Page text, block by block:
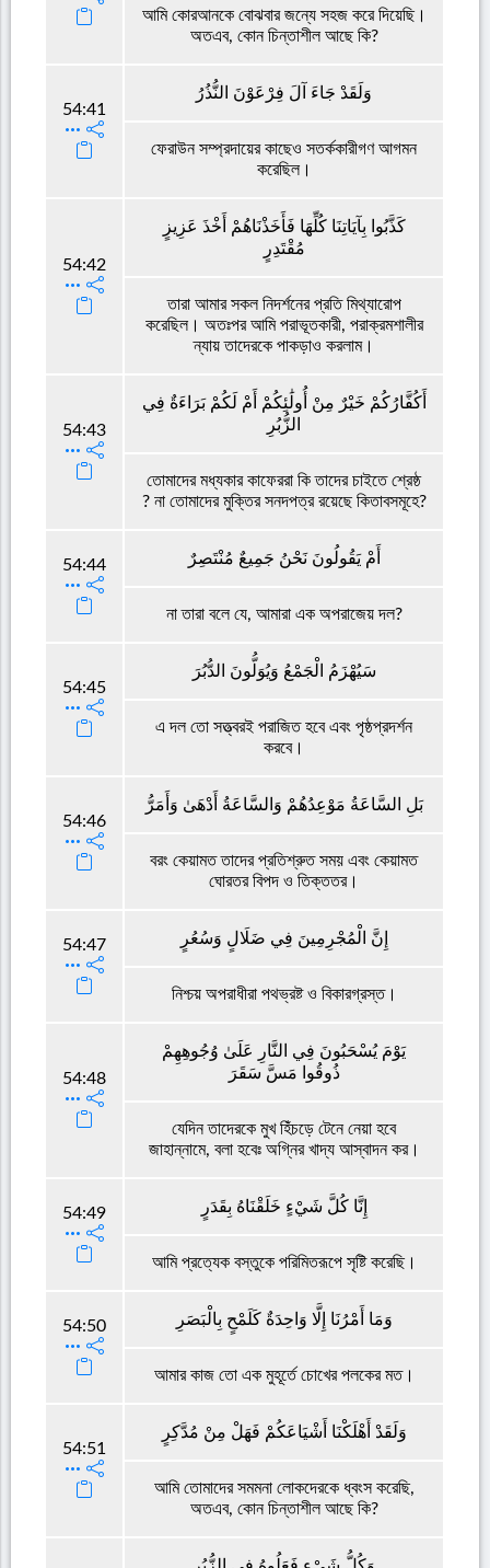
আমি কোরআনকে বোঝবার জন্যে সহজ করে দিয়েছি।
অতএব, কোন চিন্তাশীল আছে কি?
54:41
وَلَقَدْ جَاءَ آلَ فِرْعَوْنَ النُّذُرُ
ফেরাউন সম্প্রদায়ের কাছেও সতর্ককারীগণ আগমন
করেছিল।
54:42
كَذَّبُوا بِآيَاتِنَا كُلِّهَا فَأَخَذْنَاهُمْ أَخْذَ عَزِيزٍ
مُقْتَدِرٍ
তারা আমার সকল নিদর্শনের প্রতি মিথ্যারোপ
করেছিল। অতঃপর আমি পরাভূতকারী, পরাক্রমশালীর
ন্যায় তাদেরকে পাকড়াও করলাম।
54:43
أَكُفَّارُكُمْ خَيْرٌ مِنْ أُولَٰئِكُمْ أَمْ لَكُمْ بَرَاءَةٌ فِي
الزُّبُرِ
তোমাদের মধ্যকার কাফেররা কি তাদের চাইতে শ্রেষ্ঠ
? না তোমাদের মুক্তির সনদপত্র রয়েছে কিতাবসমূহে?
54:44 أَمْ يَقُولُونَ نَحْنُ جَمِيعٌ مُنْتَصِرٌ
না তারা বলে যে, আমারা এক অপরাজেয় দল?
54:45
سَيُهْزَمُ الْجَمْعُ وَيُوَلُّونَ الدُّبُرَ
এ দল তো সত্ত্বরই পরাজিত হবে এবং পৃষ্ঠপ্রদর্শন
করবে।
54:46
بَلِ السَّاعَةُ مَوْعِدُهُمْ وَالسَّاعَةُ أَدْهَىٰ وَأَمَرُّ
বরং কেয়ামত তাদের প্রতিশ্রুত সময় এবং কেয়ামত
ঘোরতর বিপদ ও তিক্ততর।
54:47 إِنَّ الْمُجْرِمِينَ فِي ضَلَالٍ وَسُعُرٍ
নিশ্চয় অপরাধীরা পথভ্রষ্ট ও বিকারগ্রস্ত।
54:48
يَوْمَ يُسْحَبُونَ فِي النَّارِ عَلَىٰ وُجُوهِهِمْ
ذُوقُوا مَسَّ سَقَرَ
যেদিন তাদেরকে মুখ হিঁচড়ে টেনে নেয়া হবে
জাহান্নামে, বলা হবেঃ অগ্নির খাদ্য আস্বাদন কর।
54:49 إِنَّا كُلَّ شَيْءٍ خَلَقْنَاهُ بِقَدَرٍ
আমি প্রত্যেক বস্তুকে পরিমিতরূপে সৃষ্টি করেছি।
54:50 وَمَا أَمْرُنَا إِلَّا وَاحِدَةٌ كَلَمْحٍ بِالْبَصَرِ
আমার কাজ তো এক মুহূর্তে চোখের পলকের মত।
54:51
وَلَقَدْ أَهْلَكْنَا أَشْيَاعَكُمْ فَهَلْ مِنْ مُدَّكِرٍ
আমি তোমাদের সমমনা লোকদেরকে ধ্বংস করেছি,
অতএব, কোন চিন্তাশীল আছে কি?